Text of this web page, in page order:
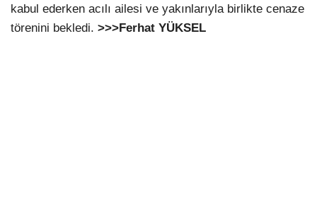
kabul ederken acılı ailesi ve yakınlarıyla birlikte cenaze
törenini bekledi. >>>Ferhat YÜKSEL